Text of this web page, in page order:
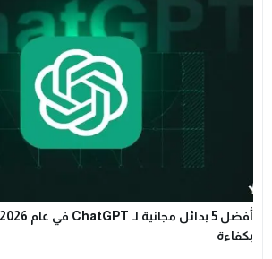
بكفاءة